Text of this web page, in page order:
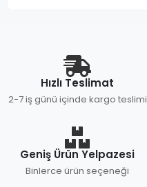
Hızlı Teslimat
2-7 iş günü içinde kargo teslimi
Geniş Ürün Yelpazesi
Binlerce ürün seçeneği